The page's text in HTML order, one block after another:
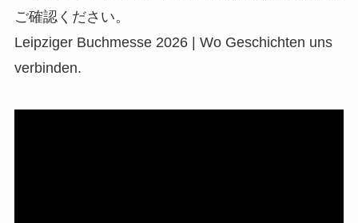
ご確認ください。
Leipziger Buchmesse 2026 | Wo Geschichten uns
verbinden.